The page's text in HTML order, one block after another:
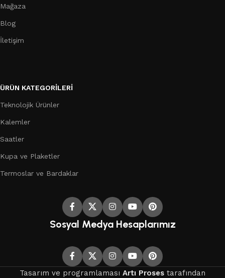
Mağaza
Blog
İletişim
ÜRÜN KATEGORILERI
Teknolojik Ürünler
Kalemler
Saatler
Kupa ve Plaketler
Termoslar ve Bardaklar
Sosyal Medya Hesaplarımız
Tasarım ve programlaması Artı Proses tarafından